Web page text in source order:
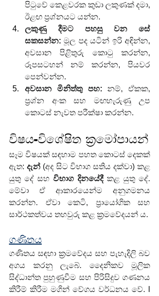
පිටුවේ කෙළවරක කුඩා ලකුණක් දමා,
ඊළඟ ප්‍රශ්නයට යන්න.
ලකුණු දීමට පහසු වන සේ
සකසන්න: මූල පද යටින් ඉරි අඳින්න,
අවසාන පිළිතුරු කොටු කරන්න,
රූපසටහන් නම් කරන්න, පියවර
පෙන්වන්න.
අවසාන මිනිත්තු පහ: නම්, ඒකක,
ප්‍රශ්න අංක සහ මඟහැරුණු උප
කොටස් නැවත පරීක්ෂා කරන්න.
විෂය-විශේෂිත ක්‍රමෝපායන්
සෑම විෂයක් සඳහාම පහත කොටස් දෙකක්
ඇත: දැන් (අද සිට විභාග සතිය දක්වා) කළ
යුතු දේ සහ විභාග දිනයේදී කළ යුතු දේ.
මේවා ඒ ආකාරයෙන්ම අනුගමනය
කරන්න. ඒවා කෙටි, ප්‍රායෝගික සහ
සාර්ථකත්වය තහවුරු කළ ක්‍රමවේදයන් ය.
ගණිතය
ගණිතය සඳහා ක්‍රමවේදය සහ පැහැදිලි බව
අගය කරනු ලැබේ. දෛනිකව මූලික
සිද්ධාන්ත පුහුණුවීම සහ පිරිසිදුව ගණනය
කිරීම් කිරීම මගින් වේගය වර්ධනය වේ. I